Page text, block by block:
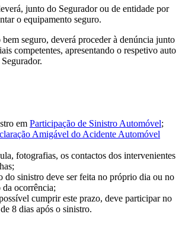
junto do Segurador ou de entidade por
o equipamento seguro.
seguro, deverá proceder à denúncia junto
competentes, apresentando o respetivo auto
em Participação de Sinistro Automóvel;
Amigável do Acidente Automóvel
fotografias, os contactos dos intervenientes
do sinistro deve ser feita no próprio dia ou no
da ocorrência;
cumprir este prazo, deve participar no
8 dias após o sinistro.